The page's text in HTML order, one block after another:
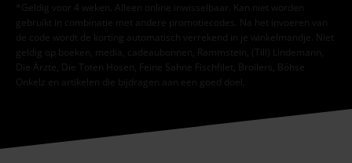
*Geldig voor 4 weken. Alleen online inwisselbaar. Kan niet worden
gebruikt in combinatie met andere promotiecodes. Na het invoeren van
de code wordt de korting automatisch verrekend in je winkelmandje. Niet
geldig op boeken, media, cadeaubonnen, Rammstein, (Till) Lindemann,
Die Ärzte, Die Toten Hosen, Feine Sahne Fischfilet, Broilers, Böhse
Onkelz en artikelen die bijdragen aan een goed doel.